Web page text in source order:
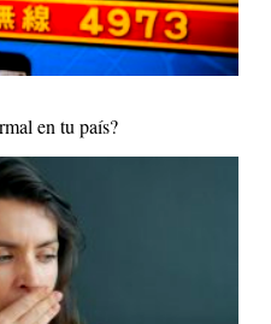
en tu país?